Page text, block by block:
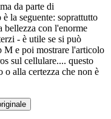
da parte di
la seguente: soprattutto
bellezza con l'enorme
- è utile se si può
M e poi mostrare l'articolo
sul cellulare.... questo
o alla certezza che non è